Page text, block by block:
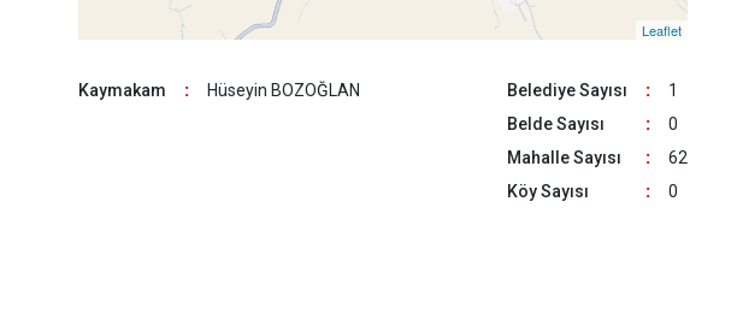
Leaflet
Kaymakam : Hüseyin BOZOĞLAN Belediye Sayısı :
1
Belde Sayısı
:
0
Mahalle Sayısı
:
62
Köy Sayısı
: 0